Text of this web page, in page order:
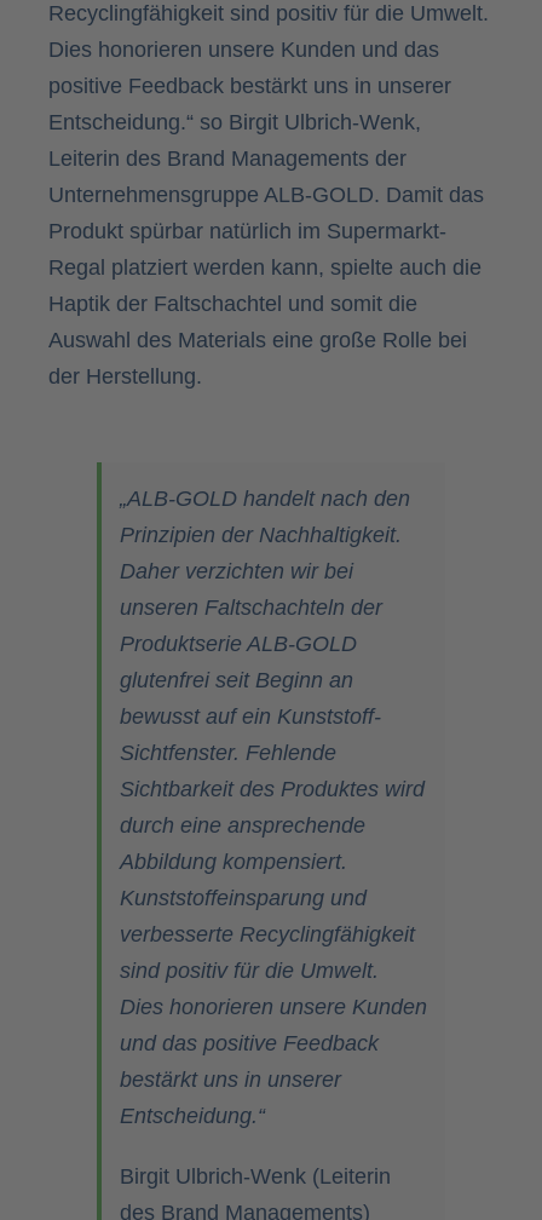
Recyclingfähigkeit sind positiv für die Umwelt.
Dies honorieren unsere Kunden und das
positive Feedback bestärkt uns in unserer
Entscheidung.“ so Birgit Ulbrich-Wenk,
Leiterin des Brand Managements der
Unternehmensgruppe ALB-GOLD. Damit das
Produkt spürbar natürlich im Supermarkt-
Regal platziert werden kann, spielte auch die
Haptik der Faltschachtel und somit die
Auswahl des Materials eine große Rolle bei
der Herstellung.
„ALB-GOLD handelt nach den
Prinzipien der Nachhaltigkeit.
Daher verzichten wir bei
unseren Faltschachteln der
Produktserie ALB-GOLD
glutenfrei seit Beginn an
bewusst auf ein Kunststoff-
Sichtfenster. Fehlende
Sichtbarkeit des Produktes wird
durch eine ansprechende
Abbildung kompensiert.
Kunststoffeinsparung und
verbesserte Recyclingfähigkeit
sind positiv für die Umwelt.
Dies honorieren unsere Kunden
und das positive Feedback
bestärkt uns in unserer
Entscheidung.“
Birgit Ulbrich-Wenk (Leiterin
des Brand Managements)